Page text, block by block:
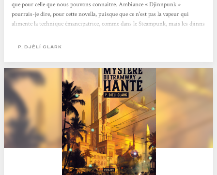
que pour celle que nous pouvons connaitre. Ambiance « Djinnpunk »
pourrais-je dire, pour cette novella, puisque que ce n'est pas la vapeur qui
alimente la technique émancipatrice, comme dans le Steampunk, mais les djinns
tôt que les faits qui y seront décrits. Si vous avez lu L'Étrange affaire du djinn
P. DJÈLÍ CLARK